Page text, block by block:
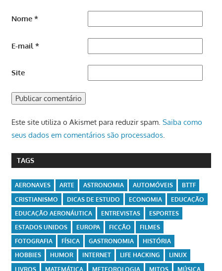
Nome *
E-mail*
Site
Este site utiliza o Akismet para reduzir spam. Saiba como
seus dados em comentários são processados.
TAGS
AERONAVES ARTE ASTRONOMIA AUTOMÓVEIS
BTTF
CRISTIANISMO
DICAS DE ESTUDO ECONOMIA
EDUCAÇÃO
EDUCAÇÃO AERONÁUTICA
ENTREVISTAS
ESPORTES
ESTADOS UNIDOS
EUROPA FICÇÃO
FILMES
FOTOGRAFIA
FÍSICA GASTRONOMIA
HISTÓRIA
HOBBIES
HUMOR INTERNET LIFE HACKING
LINUX
LIVROS
MATEMÁTICA METEOROLOGIA MITOS MÚSICA